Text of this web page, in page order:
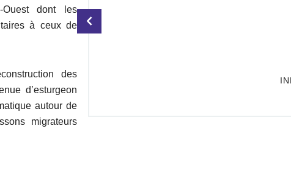
Ouest dont les
à ceux de
des
d’esturgeon
autour de
migrateurs